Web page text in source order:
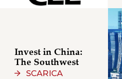
Invest in China:
The Southwest
SCARICA